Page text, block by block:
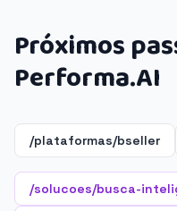
Próximos
Performa.AI
/plataformas/bseller
/solucoes/busca-